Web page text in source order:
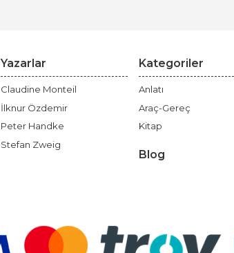
Yazarlar
Claudine Monteil
İlknur Özdemir
Peter Handke
Stefan Zweig
Kategoriler
Anlatı
Araç-Gereç
Kitap
Blog